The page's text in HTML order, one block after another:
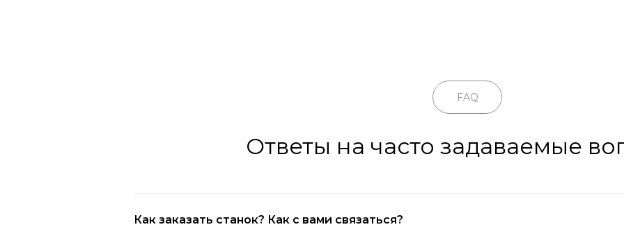
FAQ
Ответы на часто задаваемые
Как заказать станок? Как с вами связаться?